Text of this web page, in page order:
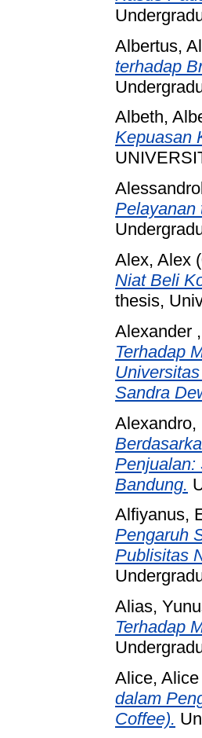
Albertus,
terhadap
Albeth,
Kepuasan
Pelayanan
Alex, Alex
Niat Beli
thesis,
Alexander
Terhadap
Sandra
Alexandro,
Penjualan:
Bandung.
Alfiyanus,
Pengaruh
Publisitas
Alias,
Terhadap
Alice,
dalam
Coffee).